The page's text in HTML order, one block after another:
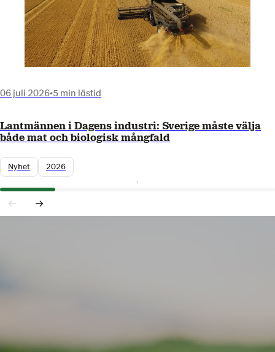
06 juli 2026•5 min lästid
Lantmännen i Dagens industri: Sverige måste välja
både mat och biologisk mångfald
Nyhet 2026